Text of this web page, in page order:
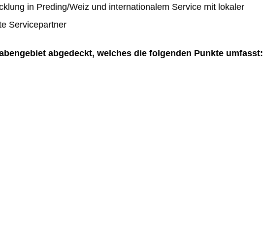
in Preding/Weiz und internationalem Service mit lokaler
Servicepartner
abgedeckt, welches die folgenden Punkte umfasst: